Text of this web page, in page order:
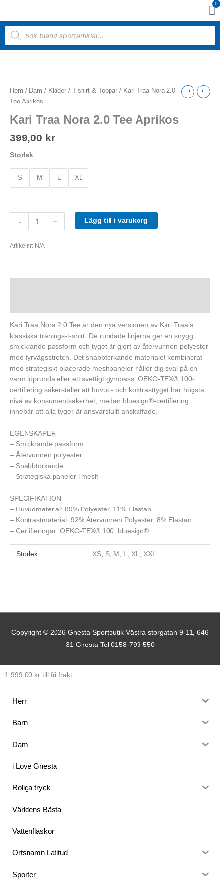
innehåll
0
Products
search
Hem / Dam / Kläder / T-shirt & Toppar / Kari Traa Nora 2.0
Tee Aprikos
Kari Traa Nora 2.0 Tee Aprikos
399,00 kr
Storlek
S M L XL
-
Nora
2.0
Aprikos
+ Lägg till i varukorg
Artikelnr: N/A
Kari Traa Nora 2.0 Tee är den nya versionen av Kari Traa’s
klassiska tränings-t-shirt. De rundade linjerna ger en snygg,
smickrande passform och tyget är gjort av återvunnen polyester
med fyrvägsstretch. Det snabbtorkande materialet kombinerat
med strategiskt placerade meshpaneler håller dig sval på en
varm löprunda eller ett svettigt gympass. OEKO-TEX® 100-
certifiering säkerställer att huvud- och kontrasttyget har högsta
nivå av konsumentsäkerhet, medan bluesign®-certifiering
innebär att alla tyger är ansvarsfullt anskaffade.
EGENSKAPER
– Smickrande passform
– Återvunnen polyester
– Snabbtorkande
– Strategiska paneler i mesh
SPECIFIKATION
– Huvudmaterial: 89% Polyester, 11% Elastan
– Kontrastmaterial: 92% Återvunnen Polyester, 8% Elastan
– Certifieringar: OEKO-TEX® 100, bluesign®
Storlek XS, S, M, L, XL, XXL
Copyright © 2026 Gnesta Sportbutik Västra storgatan 9-11, 646
31 Gnesta Tel 0158-799 550
1.999,00 kr till fri frakt
Herr
Barn
Dam
i Love Gnesta
Roliga tryck
Världens Bästa
Vattenflaskor
Ortsnamn Latitud
Sporter